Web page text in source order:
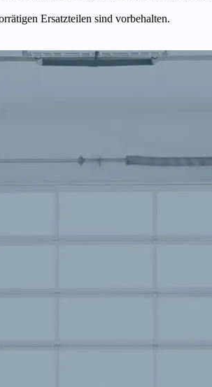
Ersatzteilen sind vorbehalten.